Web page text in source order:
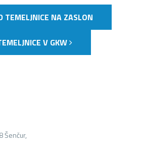
TEMELJNICE NA ZASLON
V GKW
Šenčur,